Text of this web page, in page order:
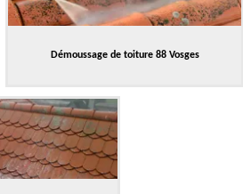
Démoussage de toiture 88 Vosges